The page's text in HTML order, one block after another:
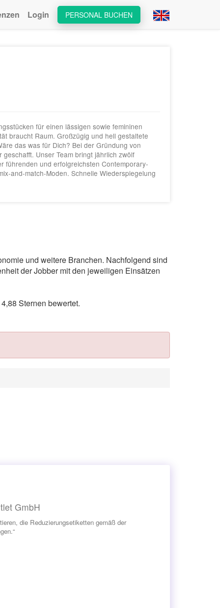
PERSONAL BUCHEN
Login
für einen lässigen sowie femininen
braucht Raum. Großzügig und hell gestaltete
das was für Dich? Bei der Gründung von
Unser Team bringt jährlich zwölf
führenden und erfolgreichsten Contemporary-
and-match-Moden. Schnelle Wiederspiegelung
und weitere Branchen. Nachfolgend sind
der Jobber mit den jeweiligen Einsätzen
Sternen bewertet.
GmbH
die Reduzierungsetiketten gemäß der